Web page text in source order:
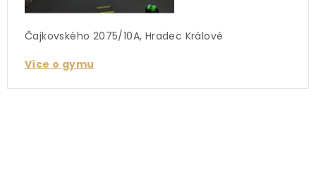
Čajkovského 2075/10A, Hradec Králové
Více o gymu